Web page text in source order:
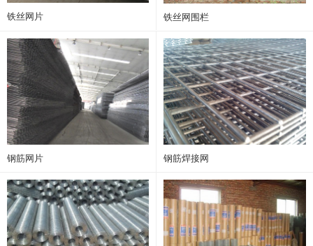
铁丝网片 铁丝网围栏
钢筋网片 钢筋焊接网